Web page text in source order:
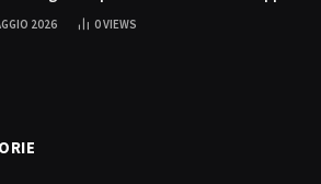
2026 0VIEWS